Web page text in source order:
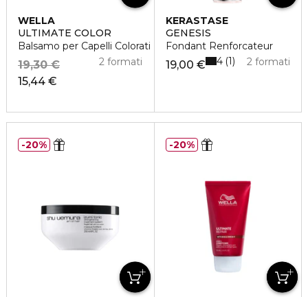
WELLA
ULTIMATE COLOR
Balsamo per Capelli Colorati
15,44 €
19,30 € 2 formati
KERASTASE
GENESIS
Fondant Renforcateur
19,00 € 2 formati
4 1
20% 20%